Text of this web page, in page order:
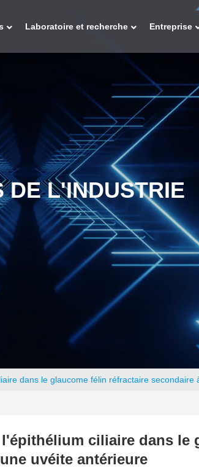
Laboratoire et recherche Entreprise
DE L'INDUSTRIE
dans le glaucome félin réfractaire secondaire
ciliaire dans le
uvéite antérieure